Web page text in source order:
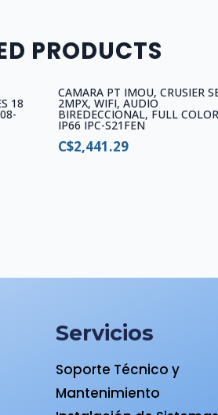
PRODUCTS
18
CAMARA PT IMOU, CRUSIER
2MPX, WIFI, AUDIO
BIREDECCIONAL, FULL
IP66 IPC-S21FEN
C$2,441.29
Servicios
Soporte Técnico y
Mantenimiento